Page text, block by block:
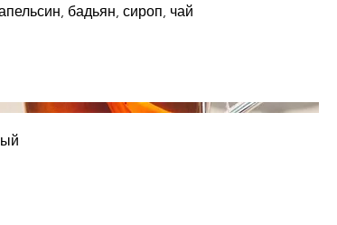
бадьян, сироп, чай